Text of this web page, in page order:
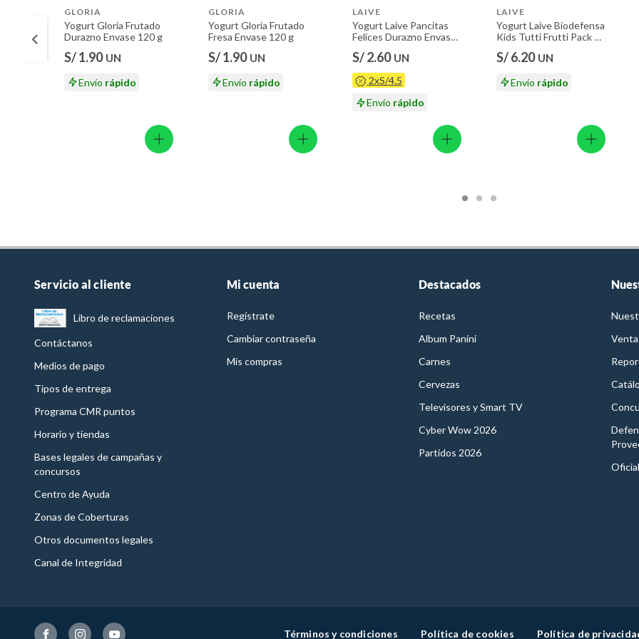
GLORIA
Yogurt Gloria Frutado
Durazno Envase 120 g
S/ 1.90 UN
Envío rápido
GLORIA
Yogurt Gloria Frutado
Fresa Envase 120 g
S/ 1.90 UN
Envío rápido
LAIVE
Yogurt Laive Pancitas
Felices Durazno Envase
S/ 2.60 UN
2xS/4.5
Envío rápido
LAIVE
Yogurt Laive Biodefensa
Kids Tutti Frutti Pack 4
S/ 6.20 UN
Envío rápido
Servicio al cliente
Libro de reclamaciones
Contáctanos
Medios de pago
Tipos de entrega
Programa CMR puntos
Horario y tiendas
Bases legales de campañas y
concursos
Centro de Ayuda
Zonas de Coberturas
Otros documentos legales
Canal de Integridad
Mi cuenta
Regístrate
Cambiar contraseña
Mis compras
Destacados
Recetas
Album Panini
Carnes
Cervezas
Televisores y Smart TV
Cyber Wow 2026
Partidos 2026
Venta
Términos y condiciones Política de cookies Política de